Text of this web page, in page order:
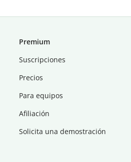
Premium
Suscripciones
Precios
Para equipos
Afiliación
Solicita una demostración